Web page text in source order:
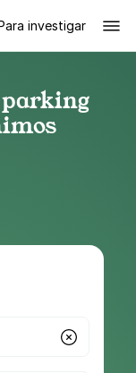
investigar
parking